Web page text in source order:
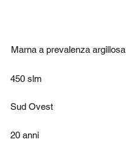
Marna a prevalenza argillosa
450 slm
Sud Ovest
20 anni